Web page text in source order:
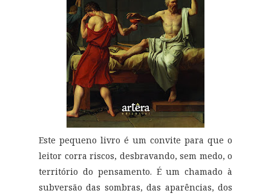
Este pequeno livro é um convite para que o
leitor corra riscos, desbravando, sem medo, o
território do pensamento. É um chamado à
subversão das sombras, das aparências, dos